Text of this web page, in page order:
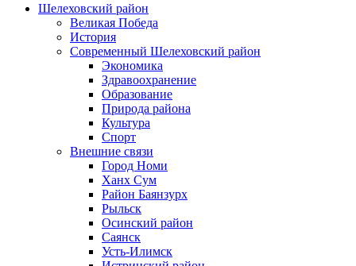
Шелеховский район
Великая Победа
История
Современный Шелеховский район
Экономика
Здравоохранение
Образование
Природа района
Культура
Спорт
Внешние связи
Город Номи
Ханх Сум
Район Баянзурх
Рыльск
Осинский район
Саянск
Усть-Илимск